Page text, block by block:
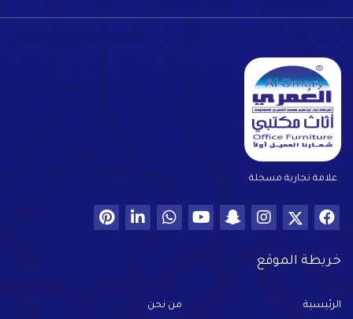
علامة تجارية مسجلة
خريطة الموقع
الرئيسية من نحن